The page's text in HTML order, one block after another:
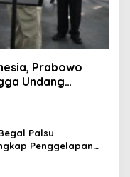
Prabowo
Undang
Palsu
Penggelapan
Crypto